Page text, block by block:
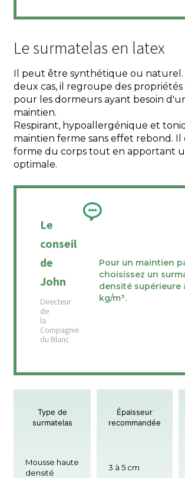
Le surmatelas en latex
Il peut être synthétique ou naturel.
deux cas, il regroupe des propriétés
pour les dormeurs ayant besoin
maintien.
Respirant, hypoallergénique et
maintien ferme sans effet rebond. Il
forme du corps tout en apportant
optimale.
Le
conseil
de
John
Pour un maintien
choisissez un
densité supérieure
kg/m³.
Type de
surmatelas
Épaisseur
recommandée
Mousse haute
densité
3 à 5 cm